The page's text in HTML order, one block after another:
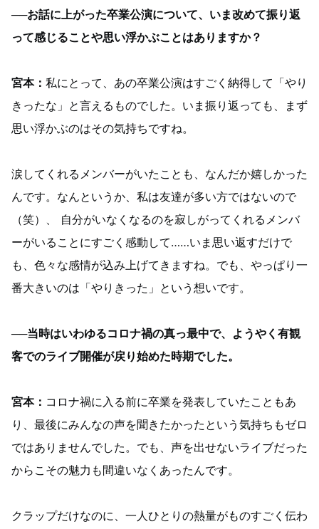
──お話に上がった卒業公演について、いま改めて振り返
って感じることや思い浮かぶことはありますか？
宮本： 私にとって、あの卒業公演はすごく納得して「やり
きったな」と言えるものでした。いま振り返っても、まず
思い浮かぶのはその気持ちですね。
涙してくれるメンバーがいたことも、なんだか嬉しかった
んです。なんというか、私は友達が多い方ではないので
（笑）、 自分がいなくなるのを寂しがってくれるメンバ
ーがいることにすごく感動して……いま思い返すだけで
も、色々な感情が込み上げてきますね。でも、やっぱり一
番大きいのは「やりきった」という想いです。
──当時はいわゆるコロナ禍の真っ最中で、ようやく有観
客でのライブ開催が戻り始めた時期でした。
宮本： コロナ禍に入る前に卒業を発表していたこともあ
り、最後にみんなの声を聞きたかったという気持ちもゼロ
ではありませんでした。でも、声を出せないライブだった
からこその魅力も間違いなくあったんです。
クラップだけなのに、一人ひとりの熱量がものすごく伝わ